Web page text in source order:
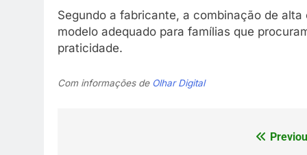
Segundo a fabricante, a combinação de
modelo adequado para famílias que
praticidade.
Com informações de Olhar Digital